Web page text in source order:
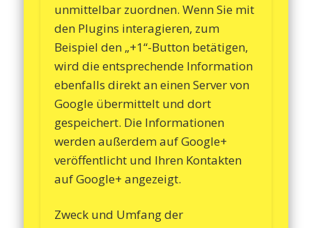
unmittelbar zuordnen. Wenn Sie mit
den Plugins interagieren, zum
Beispiel den „+1“-Button betätigen,
wird die entsprechende Information
ebenfalls direkt an einen Server von
Google übermittelt und dort
gespeichert. Die Informationen
werden außerdem auf Google+
veröffentlicht und Ihren Kontakten
auf Google+ angezeigt.
Zweck und Umfang der